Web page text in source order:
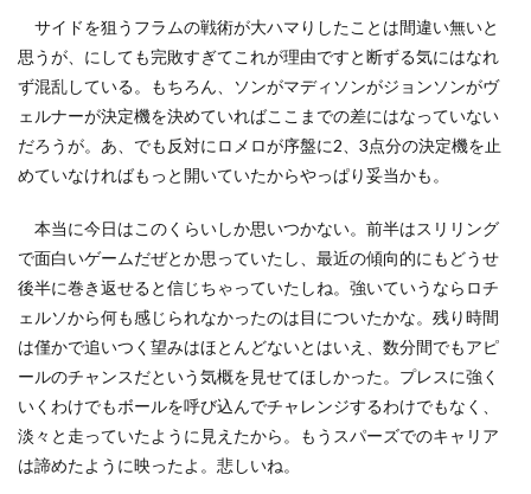
サイドを狙うフラムの戦術が大ハマりしたことは間違い無いと
思うが、にしても完敗すぎてこれが理由ですと断ずる気にはなれ
ず混乱している。もちろん、ソンがマディソンがジョンソンがヴ
ェルナーが決定機を決めていればここまでの差にはなっていない
だろうが。あ、でも反対にロメロが序盤に2、3点分の決定機を止
めていなければもっと開いていたからやっぱり妥当かも。
本当に今日はこのくらいしか思いつかない。前半はスリリング
で面白いゲームだぜとか思っていたし、最近の傾向的にもどうせ
後半に巻き返せると信じちゃっていたしね。強いていうならロチ
ェルソから何も感じられなかったのは目についたかな。残り時間
は僅かで追いつく望みはほとんどないとはいえ、数分間でもアピ
ールのチャンスだという気概を見せてほしかった。プレスに強く
いくわけでもボールを呼び込んでチャレンジするわけでもなく、
淡々と走っていたように見えたから。もうスパーズでのキャリア
は諦めたように映ったよ。悲しいね。